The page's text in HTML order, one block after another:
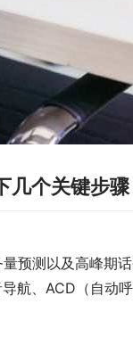
几个关键步骤
预测以及高峰期话
航、ACD（自动